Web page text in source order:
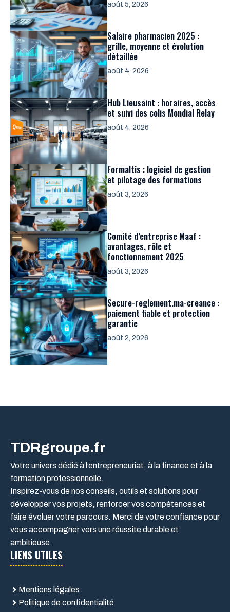
août 5, 2026
Salaire pharmacien 2025 :
grille, moyenne et évolution
détaillée
août 4, 2026
Hub Lieusaint : horaires, accès
et suivi des colis Mondial Relay
août 4, 2026
Formaltis : logiciel de gestion
et pilotage des formations
août 3, 2026
Comité d’entreprise Maaf :
avantages, rôle et
fonctionnement 2025
août 3, 2026
Secure-reglement.ma-creance :
paiement fiable et protection
garantie
août 2, 2026
TDRgroupe.fr
Votre univers dédié à l’entrepreneuriat, à la finance et à la
formation professionnelle.
Inspirez-vous de nos conseils, outils et solutions pour
développer vos projets, renforcer vos compétences et
faire évoluer votre parcours. Merci de votre confiance pour
vous accompagner vers une réussite durable et
ambitieuse.
LIENS UTILES
Mentions légales
Politique de confidentialité